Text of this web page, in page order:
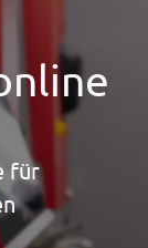
für